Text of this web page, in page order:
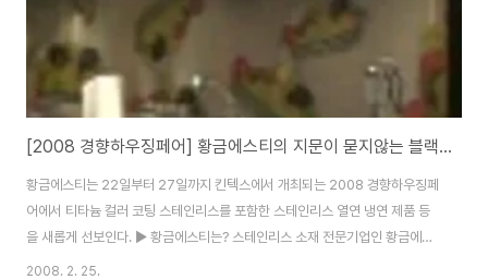
[2008 경향하우징페어] 황금에스티의 지문이 묻지않는 블랙 컬러코팅 스테인리스
황금에스티는 22일부터 27일까지 킨텍스에서 개최되는 2008 경향하우징페
어에서 티타늄 컬러 코팅 스테인리스를 포함한 스테인리스 열연 냉연 제품 등
을 새롭게 선보인다. ▶ 황금에스티는? 스테인리스 소재 전문기업인 황금에스
티는 1986년 설립하여 산업설비의 기초소재이자 국가 기간산업의 근간소재
2008. 2. 25.